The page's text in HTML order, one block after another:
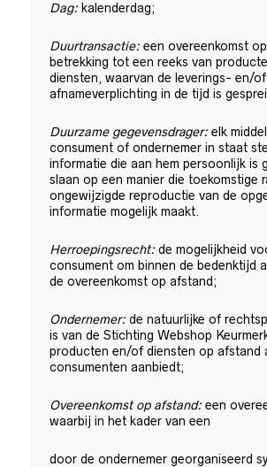
Dag: kalenderdag;
Duurtransactie: een overeenkomst
betrekking tot een reeks van
diensten, waarvan de leverings- en/of
afnameverplichting in de tijd is
Duurzame gegevensdrager: elk
consument of ondernemer in staat
informatie die aan hem persoonlijk is
slaan op een manier die toekomstige
ongewijzigde reproductie van de
informatie mogelijk maakt.
Herroepingsrecht: de mogelijkheid
consument om binnen de bedenktijd
de overeenkomst op afstand;
Ondernemer: de natuurlijke of
is van de Stichting Webshop
producten en/of diensten op afstand
consumenten aanbiedt;
Overeenkomst op afstand: een
waarbij in het kader van een
door de ondernemer georganiseerd